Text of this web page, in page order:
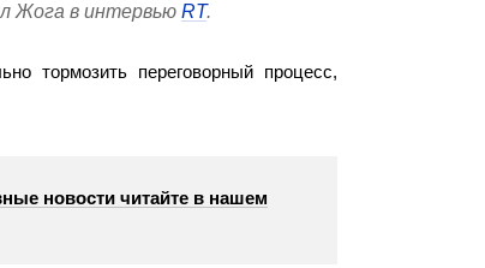
Жога в интервью RT.
тормозить переговорный процесс,
новости читайте в нашем